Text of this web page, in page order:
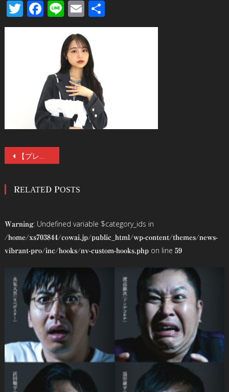
TwitterFacebook
LineEmail
有
投
ナ
ゲ
ー
シ
ョ
ン
【プレゼント】戦慄のサイコホラー『Erica -エリカ-』公開記念、ヒロイン・林芽亜里インタビュー。サイン入りチェキを抽選で1名様にプレゼント。「監督と話し合って、どんどん過激に」
RELATED POSTS
Warning: Undefined variable $category_ids in
/home/xs703844/cowai.jp/public_html/wp-content/themes/news-
vibrant-pro/inc/hooks/nv-custom-hooks.phpon line 59